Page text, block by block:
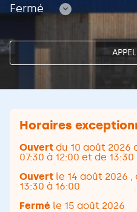
Fermé
Horaires
Ouvert du 10 août 2026
07:30 à 12:00 et de 13:30
Ouvert le 14 août 2026 ,
13:30 à 16:00
Fermé le 15 août 2026